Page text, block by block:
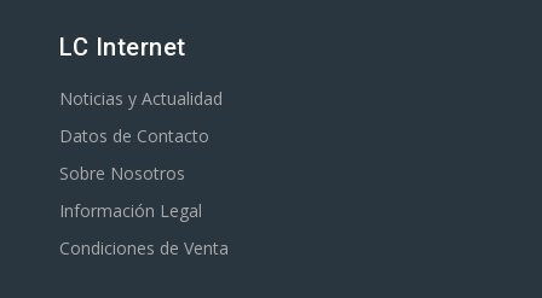
LC Internet
Noticias y Actualidad
Datos de Contacto
Sobre Nosotros
Información Legal
Condiciones de Venta